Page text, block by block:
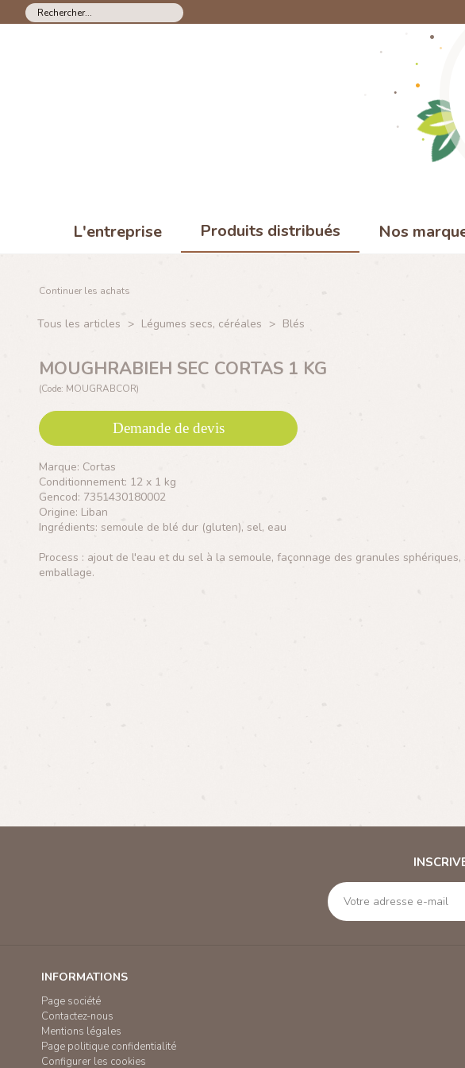
L'entreprise Produits distribués Nos
Continuer les achats
Tous les articles > Légumes secs, céréales > Blés
MOUGHRABIEH SEC CORTAS 1 KG
(Code: MOUGRABCOR)
Demande de devis
Marque: Cortas
Conditionnement: 12 x 1 kg
Gencod: 7351430180002
Origine: Liban
Ingrédients: semoule de blé dur (gluten), sel, eau
Process : ajout de l'eau et du sel à la semoule, façonnage des granules
emballage.
INFORMATIONS
Page société
Contactez-nous
Mentions légales
Page politique confidentialité
Configurer les cookies